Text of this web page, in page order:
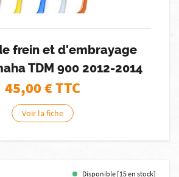
frein et d'embrayage
TDM 900 2012-2014
45,00€ TTC
Voir la fiche
Disponible [15 en stock]